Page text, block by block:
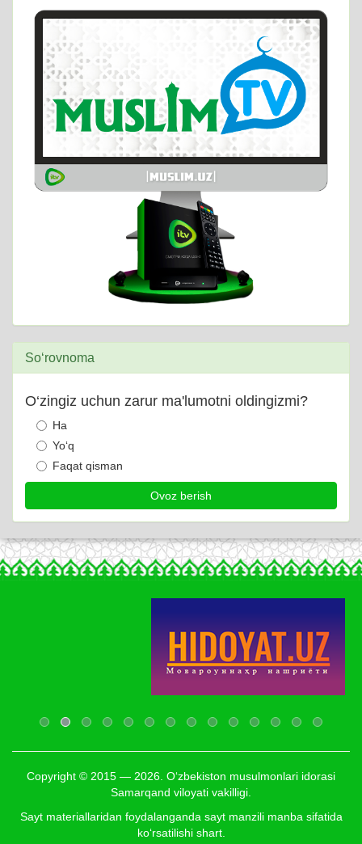
So‘rovnoma
O‘zingiz uchun zarur ma'lumotni oldingizmi?
Ha
Yo‘q
Faqat qisman
Copyright © 2015 — 2026. O‘zbekiston musulmonlari idorasi
Samarqand viloyati vakilligi.
Sayt materiallaridan foydalanganda sayt manzili manba sifatida
ko‘rsatilishi shart.